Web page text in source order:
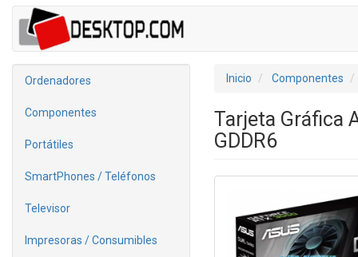
Ordenadores
Componentes
Portátiles
SmartPhones / Teléfonos
Televisor
Impresoras / Consumibles
Inicio Componentes
Tarjeta Gráfica
GDDR6